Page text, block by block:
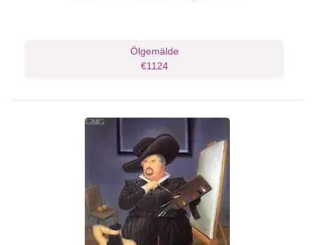
Ölgemälde
€1124